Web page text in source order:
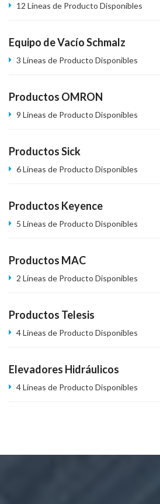
12 Líneas de Producto Disponibles
Equipo de Vacío Schmalz
3 Líneas de Producto Disponibles
Productos OMRON
9 Líneas de Producto Disponibles
Productos Sick
6 Líneas de Producto Disponibles
Productos Keyence
5 Líneas de Producto Disponibles
Productos MAC
2 Líneas de Producto Disponibles
Productos Telesis
4 Líneas de Producto Disponibles
Elevadores Hidráulicos
4 Líneas de Producto Disponibles